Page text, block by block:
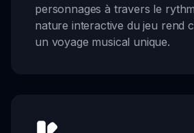
personnages à travers le
nature interactive du jeu rend
un voyage musical unique.